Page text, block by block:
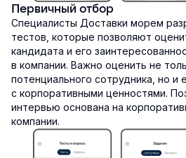
Первичный отбор
Специалисты Доставки морем
тестов, которые позволяют
кандидата и его
в компании. Важно оценить не
потенциального сотрудника, но и
с корпоративными ценностями.
интервью основана на
компании.